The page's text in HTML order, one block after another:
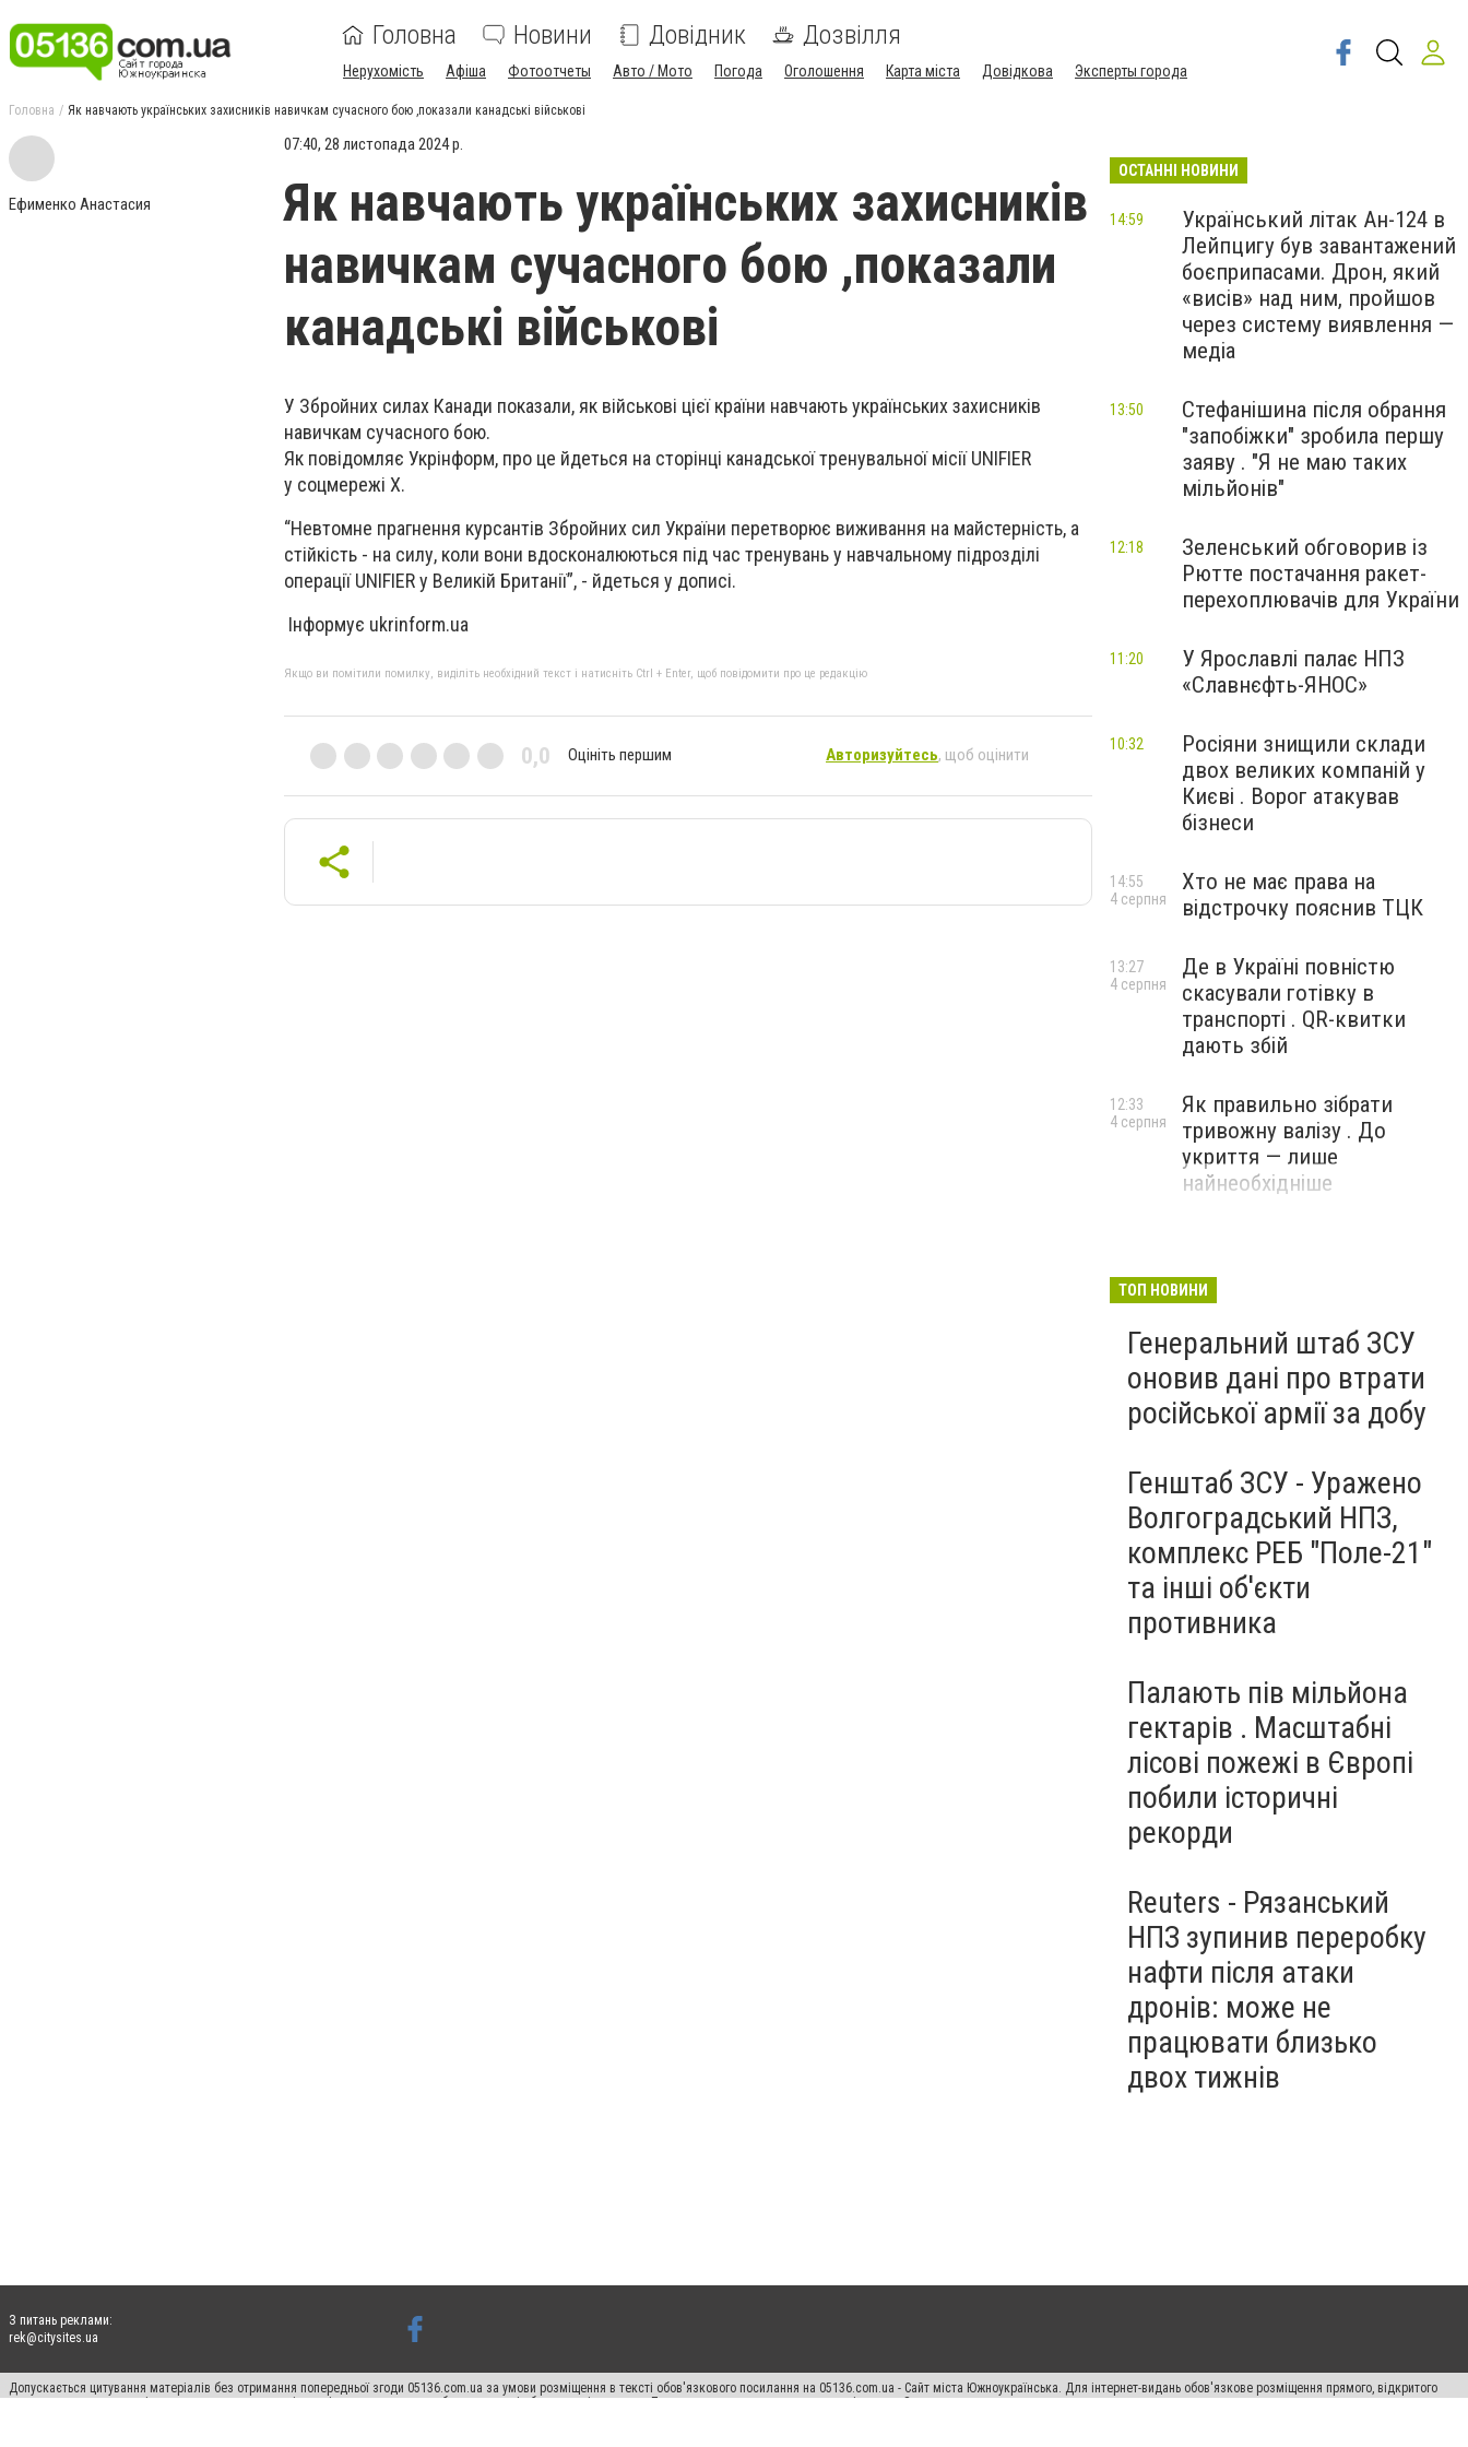
Головна Новини Довідник Дозвілля
Нерухомість Афіша Фотоотчеты Авто / Мото Погода Оголошення Карта міста Довідкова Эксперты города
Головна Як навчають українських захисників навичкам сучасного бою ,показали канадські військові
Ефименко Анастасия
07:40, 28 листопада 2024 р.
Як навчають українських захисників
навичкам сучасного бою ,показали
канадські військові
У Збройних силах Канади показали, як військові цієї країни навчають українських захисників
навичкам сучасного бою.
Як повідомляє Укрінформ, про це йдеться на сторінці канадської тренувальної місії UNIFIER
у соцмережі Х.
“Невтомне прагнення курсантів Збройних сил України перетворює виживання на майстерність, а
стійкість - на силу, коли вони вдосконалюються під час тренувань у навчальному підрозділі
операції UNIFIER у Великій Британії”, - йдеться у дописі.
Інформує ukrinform.ua
Якщо ви помітили помилку, виділіть необхідний текст і натисніть Ctrl + Enter, щоб повідомити про це редакцію
0,0 Оцініть першим Авторизуйтесь, щоб оцінити
ОСТАННІ НОВИНИ
Український літак Ан-124 в
Лейпцигу був завантажений
боєприпасами. Дрон, який
«висів» над ним, пройшов
через систему виявлення —
медіа
14:59
Стефанішина після обрання
"запобіжки" зробила першу
заяву . "Я не маю таких
мільйонів"
13:50
Зеленський обговорив із
Рютте постачання ракет-
перехоплювачів для України
12:18
У Ярославлі палає НПЗ
«Славнєфть-ЯНОС»
11:20
Росіяни знищили склади
двох великих компаній у
Києві . Ворог атакував
бізнеси
10:32
Хто не має права на
відстрочку пояснив ТЦК
14:55
4 серпня
Де в Україні повністю
скасували готівку в
транспорті . QR-квитки
дають збій
13:27
4 серпня
Як правильно зібрати
тривожну валізу . До
укриття — лише
найнеобхідніше
12:33
4 серпня
ТОП НОВИНИ
Генеральний штаб ЗСУ
оновив дані про втрати
російської армії за добу
Генштаб ЗСУ - Уражено
Волгоградський НПЗ,
комплекс РЕБ "Поле-21"
та інші об'єкти
противника
Палають пів мільйона
гектарів . Масштабні
лісові пожежі в Європі
побили історичні
рекорди
Reuters - Рязанський
НПЗ зупинив переробку
нафти після атаки
дронів: може не
працювати близько
двох тижнів
З питань реклами:
rek@citysites.ua
Допускається цитування матеріалів без отримання попередньої згоди 05136.com.ua за умови розміщення в тексті обов'язкового посилання на 05136.com.ua - Сайт міста Южноукраїнська. Для інтернет-видань обов'язкове розміщення прямого, відкритого
для пошукових систем гіперпосилання на цитовані статті не нижче другого абзацу в тексті або в якості джерела. Порушення виняткових прав переслідується Законом.